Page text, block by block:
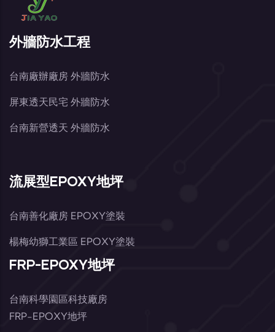
外牆防水工程
台南廠辦廠房 外牆防水
屏東透天民宅 外牆防水
台南新營透天 外牆防水
流展型EPOXY地坪
台南善化廠房 EPOXY塗裝
楊梅幼獅工業區 EPOXY塗裝
FRP-EPOXY地坪
台南科學園區科技廠房
FRP-EPOXY地坪